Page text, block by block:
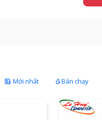
Mới nhất Bán chạy